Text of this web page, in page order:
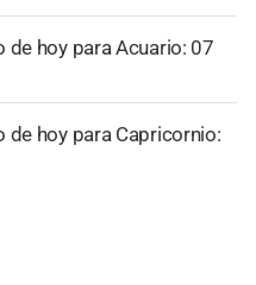
de hoy para Acuario: 07
de hoy para Capricornio: